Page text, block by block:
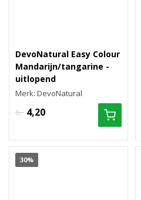
DevoNatural Easy Colour
Mandarijn/tangarine -
uitlopend
Merk: DevoNatural
6,- 4,20
30%